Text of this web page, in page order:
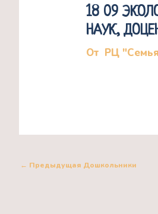
18 09
НАУК,
От РЦ
← Предыдущая Дошкольники